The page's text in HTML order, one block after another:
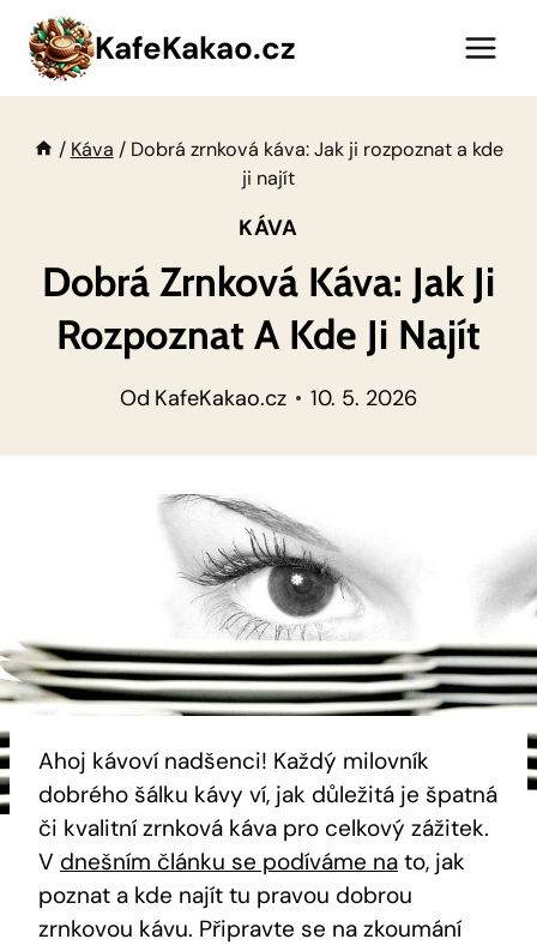
Přeskočit
obsah
KafeKakao.cz
/ Káva / Dobrá zrnková káva: Jak ji rozpoznat a kde
ji najít
KÁVA
Dobrá Zrnková Káva: Jak Ji
Rozpoznat A Kde Ji Najít
Od KafeKakao.cz 10. 5. 2026
Ahoj kávoví nadšenci! Každý milovník
dobrého šálku kávy ví, jak důležitá je špatná
či kvalitní zrnková káva pro celkový zážitek.
V dnešním článku se podíváme na to, jak
poznat a kde najít tu pravou dobrou
zrnkovou kávu. Připravte se na zkoumání